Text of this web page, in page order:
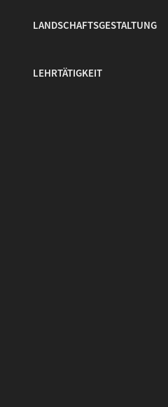
LANDSCHAFTSGESTALTUNG
LEHRTÄTIGKEIT